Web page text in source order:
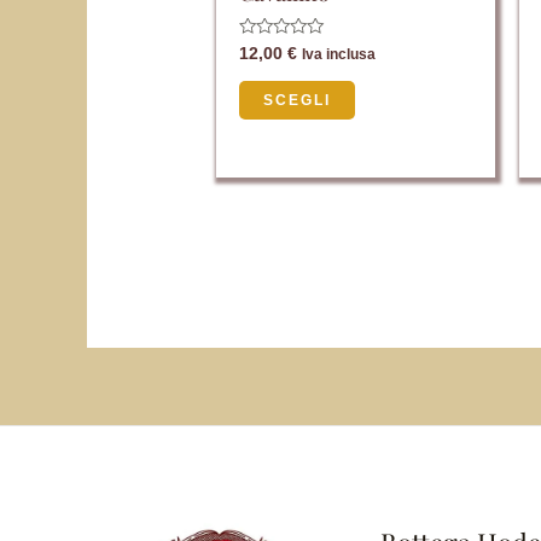
Valutato
su
12,00 € Iva inclusa
SCEGLI